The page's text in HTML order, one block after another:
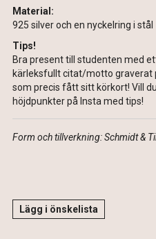
Material:
925 silver och en nyckelring i stål
Tips!
Bra present till studenten med
kärleksfullt citat/motto graverat
som precis fått sitt körkort! Vill
höjdpunkter på Insta med tips!
Form och tillverkning: Schmidt &
Lägg i önskelista